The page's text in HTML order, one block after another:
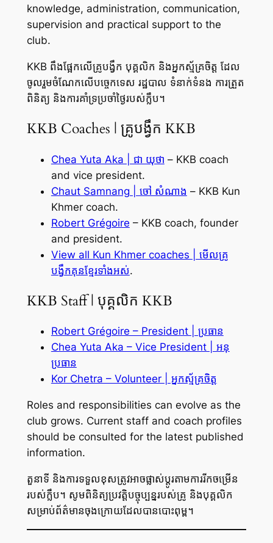
knowledge, administration, communication,
supervision and practical support to the
club.
KKB ពឹងផ្អែកលើគ្រូបង្វឹក បុគ្គលិក និងអ្នកស្ម័គ្រចិត្ត ដែល
ចូលរួមចំណែកលើបច្ចេកទេស រដ្ឋបាល ទំនាក់ទំនង ការត្រួត
ពិនិត្យ និងការគាំទ្រប្រចាំថ្ងៃរបស់ក្លឹប។
KKB Coaches | គ្រូបង្វឹក KKB
Chea Yuta Aka | ជា យុថា – KKB coach
and vice president.
Chaut Samnang | ចៅ សំណាង – KKB Kun
Khmer coach.
Robert Grégoire – KKB coach, founder
and president.
View all Kun Khmer coaches | មើលគ្រូ
បង្វឹកគុនខ្មែរទាំងអស់.
KKB Staff | បុគ្គលិក KKB
Robert Grégoire – President | ប្រធាន
Chea Yuta Aka – Vice President | អនុ
ប្រធាន
Kor Chetra – Volunteer | អ្នកស្ម័គ្រចិត្ត
Roles and responsibilities can evolve as the
club grows. Current staff and coach profiles
should be consulted for the latest published
information.
តួនាទី និងការទទួលខុសត្រូវអាចផ្លាស់ប្តូរតាមការរីកចម្រើន
របស់ក្លឹប។ សូមពិនិត្យប្រវត្តិបច្ចុប្បន្នរបស់គ្រូ និងបុគ្គលិក
សម្រាប់ព័ត៌មានចុងក្រោយដែលបានបោះពុម្ព។